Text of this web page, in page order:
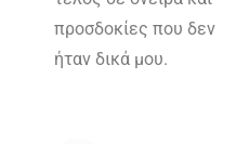
προσδοκίες που δεν
ήταν δικά μου.